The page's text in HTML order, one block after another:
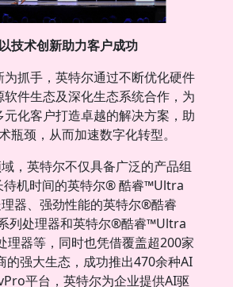
以技术创新助力客户成功
为抓手，英特尔通过不断优化硬件
件生态及深化生态系统合作，为
化客户打造卓越的解决方案，助
瓶颈，从而加速数字化转型。
，英特尔不仅具备广泛的产品组
待机时间的英特尔® 酷睿™Ultra
器、强劲性能的英特尔®酷睿
列处理器和英特尔®酷睿™Ultra
理器等，同时也凭借覆盖超200家
的强大生态，成功推出470余种AI
平台，英特尔为企业提供AI驱